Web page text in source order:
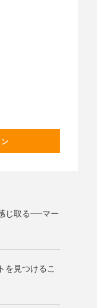
じ取る──マー
を見つけるこ